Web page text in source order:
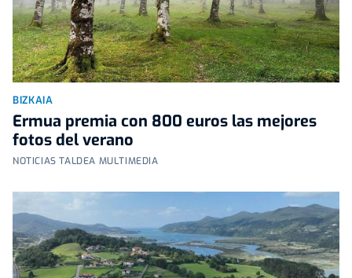
BIZKAIA
Ermua premia con 800 euros las mejores
fotos del verano
NOTICIAS TALDEA MULTIMEDIA